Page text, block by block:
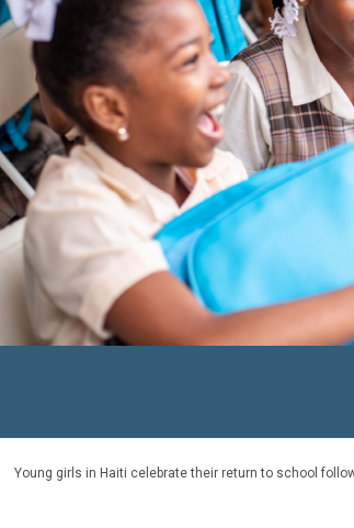
Young girls in Haiti celebrate their return to school